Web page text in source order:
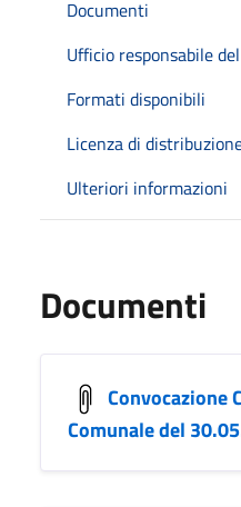
Documenti
Ufficio responsabile
Formati disponibili
Licenza di
Ulteriori informazioni
Documenti
Convocazione
Comunale del